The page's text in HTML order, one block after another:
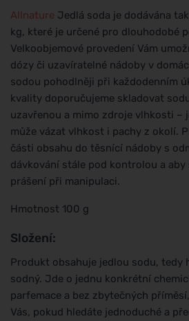
Allnature Jedlá soda je dodávána
kg, které je určené pro dlouhodobé
Velkoobjemové provedení Vám
dózy či uzavíratelné nádoby v
sodou pohodlněji při každodenním
kvality doporučujeme skladovat
uzavřenou a mimo zdroje vlhkosti –
může vázat vlhkost i pachy z okolí.
části obsahu do těsnící nádoby s
dávkování stále pod kontrolou a aby
prášení při manipulaci.
Hmotnost 100 g
Složení:
Produkt obsahuje jedlou sodu, tedy
sodný. Jde o jednu konkrétní
parfemace a bez zbytečných
Vás, pokud hledáte jednoduché a